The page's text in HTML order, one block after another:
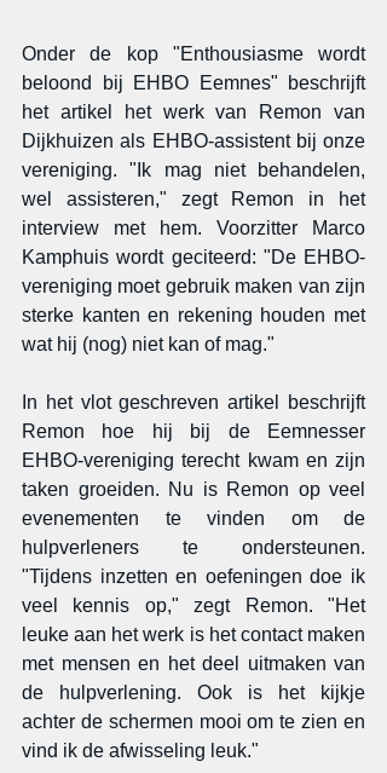
Onder de kop "Enthousiasme wordt
beloond bij EHBO Eemnes" beschrijft
het artikel het werk van Remon van
Dijkhuizen als EHBO-assistent bij onze
vereniging. "Ik mag niet behandelen,
wel assisteren," zegt Remon in het
interview met hem. Voorzitter Marco
Kamphuis wordt geciteerd: "De EHBO-
vereniging moet gebruik maken van zijn
sterke kanten en rekening houden met
wat hij (nog) niet kan of mag."
In het vlot geschreven artikel beschrijft
Remon hoe hij bij de Eemnesser
EHBO-vereniging terecht kwam en zijn
taken groeiden. Nu is Remon op veel
evenementen te vinden om de
hulpverleners te ondersteunen.
"Tijdens inzetten en oefeningen doe ik
veel kennis op," zegt Remon. "Het
leuke aan het werk is het contact maken
met mensen en het deel uitmaken van
de hulpverlening. Ook is het kijkje
achter de schermen mooi om te zien en
vind ik de afwisseling leuk."